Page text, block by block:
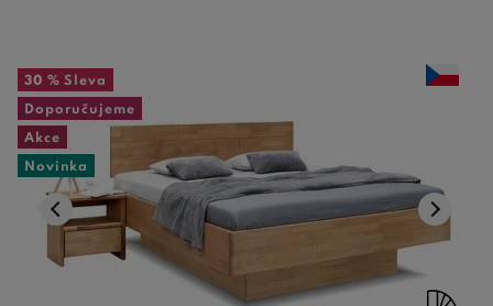
30 % Sleva
Doporučujeme
Akce
Novinka